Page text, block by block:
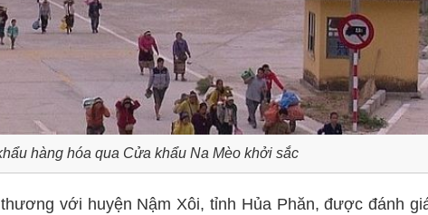
hàng hóa qua Cửa khẩu Na Mèo khởi sắc
với huyện Nậm Xôi, tỉnh Hủa Phăn, được đánh